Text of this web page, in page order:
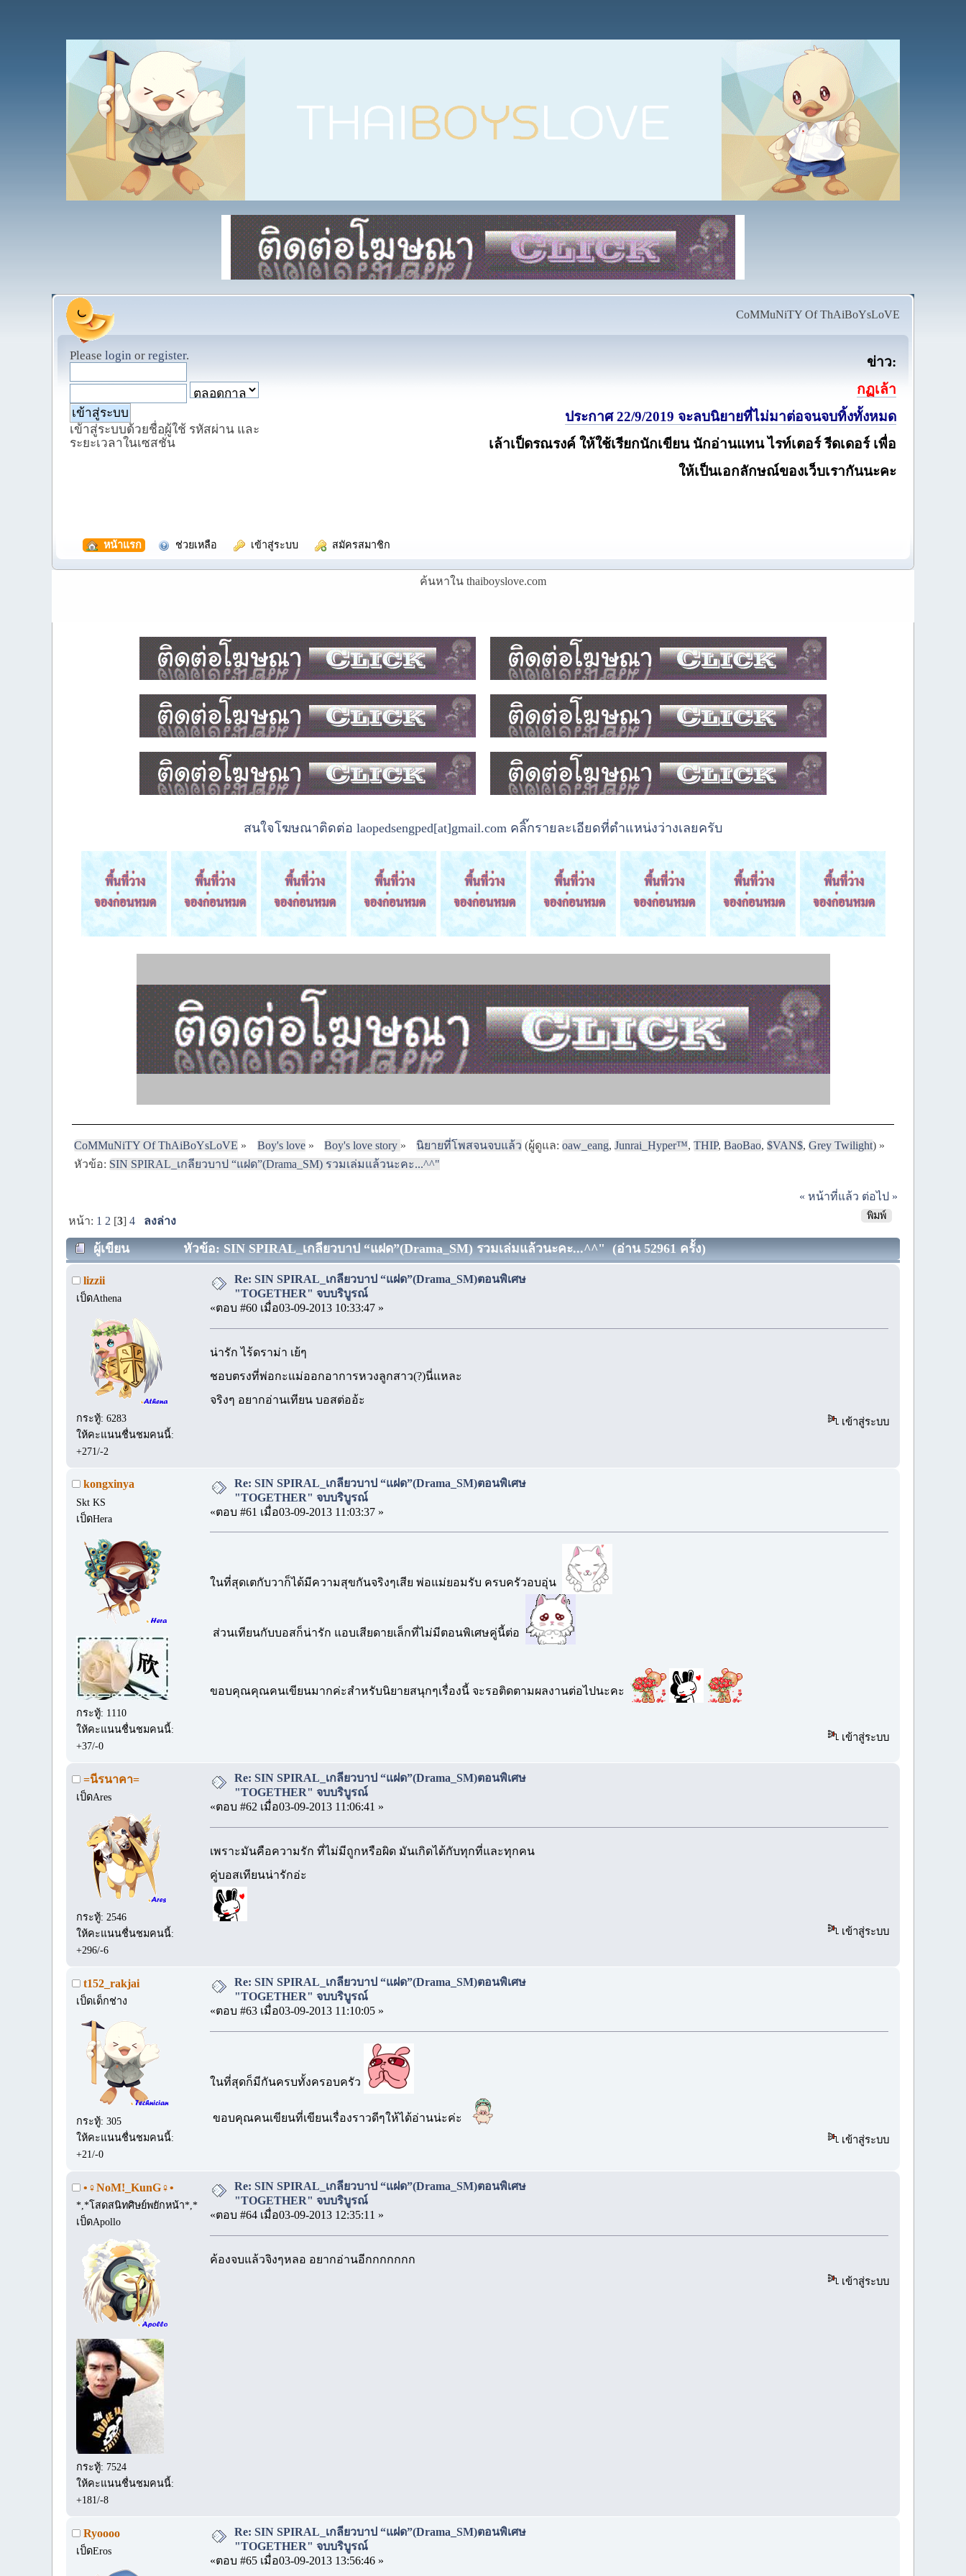
CoMMuNiTY Of ThAiBoYsLoVE
Please login or register.
เข้าสู่ระบบด้วยชื่อผู้ใช้ รหัสผ่าน และ
ระยะเวลาในเซสชั่น
ข่าว:
กฏเล้า
ประกาศ 22/9/2019 จะลบนิยายที่ไม่มาต่อจนจบทิ้งทั้งหมด
เล้าเป็ดรณรงค์ ให้ใช้เรียกนักเขียน นักอ่านแทน ไรท์เตอร์ รีดเดอร์ เพื่อ
ให้เป็นเอกลักษณ์ของเว็บเรากันนะคะ
หน้าแรก ช่วยเหลือ เข้าสู่ระบบ สมัครสมาชิก
ค้นหาใน thaiboyslove.com
สนใจโฆษณาติดต่อ laopedsengped[at]gmail.com คลิ๊กรายละเอียดที่ตำแหน่งว่างเลยครับ
CoMMuNiTY Of ThAiBoYsLoVE » Boy's love» Boy's love story » นิยายที่โพสจนจบแล้ว (ผู้ดูแล:oaw_eang,Junrai_Hyper™,THIP,BaoBao,$VAN$,Grey Twilight) »
หัวข้อ: SIN SPIRAL_เกลียวบาป “แฝด”(Drama_SM) รวมเล่มแล้วนะคะ...^^"
« หน้าที่แล้ว ต่อไป »
พิมพ์
หน้า: 1 2 [3]4 ลงล่าง
ผู้เขียน หัวข้อ: SIN SPIRAL_เกลียวบาป “แฝด”(Drama_SM) รวมเล่มแล้วนะคะ...^^" (อ่าน 52961 ครั้ง)
lizzii
เป็ดAthena
กระทู้: 6283
ให้คะแนนชื่นชมคนนี้:
+271/-2
Re: SIN SPIRAL_เกลียวบาป “แฝด”(Drama_SM)ตอนพิเศษ
"TOGETHER" จบบริบูรณ์
«ตอบ #60 เมื่อ03-09-2013 10:33:47 »
น่ารัก ไร้ดราม่า เย้ๆ
ชอบตรงที่พ่อกะแม่ออกอาการหวงลูกสาว(?)นี่แหละ
จริงๆ อยากอ่านเทียน บอสต่ออ้ะ
เข้าสู่ระบบ
kongxinya
Skt KS
เป็ดHera
กระทู้: 1110
ให้คะแนนชื่นชมคนนี้:
+37/-0
Re: SIN SPIRAL_เกลียวบาป “แฝด”(Drama_SM)ตอนพิเศษ
"TOGETHER" จบบริบูรณ์
«ตอบ #61 เมื่อ03-09-2013 11:03:37 »
ในที่สุดเตกับวาก็ได้มีความสุขกันจริงๆเสีย พ่อแม่ยอมรับ ครบครัวอบอุ่น
ส่วนเทียนกับบอสก็น่ารัก แอบเสียดายเล็กที่ไม่มีตอนพิเศษคู่นี้ต่อ
ขอบคุณคุณคนเขียนมากค่ะสำหรับนิยายสนุกๆเรื่องนี้ จะรอติดตามผลงานต่อไปนะคะ
เข้าสู่ระบบ
=นีรนาคา=
เป็ดAres
กระทู้: 2546
ให้คะแนนชื่นชมคนนี้:
+296/-6
Re: SIN SPIRAL_เกลียวบาป “แฝด”(Drama_SM)ตอนพิเศษ
"TOGETHER" จบบริบูรณ์
«ตอบ #62 เมื่อ03-09-2013 11:06:41 »
เพราะมันคือความรัก ที่ไม่มีถูกหรือผิด มันเกิดได้กับทุกที่และทุกคน
คู่บอสเทียนน่ารักอ่ะ
เข้าสู่ระบบ
t152_rakjai
เป็ดเด็กช่าง
กระทู้: 305
ให้คะแนนชื่นชมคนนี้:
+21/-0
Re: SIN SPIRAL_เกลียวบาป “แฝด”(Drama_SM)ตอนพิเศษ
"TOGETHER" จบบริบูรณ์
«ตอบ #63 เมื่อ03-09-2013 11:10:05 »
ในที่สุดก็มีกันครบทั้งครอบครัว
ขอบคุณคนเขียนที่เขียนเรื่องราวดีๆให้ได้อ่านน่ะค่ะ
เข้าสู่ระบบ
•♀NoM!_KunG♀•
*,*โสดสนิทศิษย์พยักหน้า*,*
เป็ดApollo
กระทู้: 7524
ให้คะแนนชื่นชมคนนี้:
+181/-8
Re: SIN SPIRAL_เกลียวบาป “แฝด”(Drama_SM)ตอนพิเศษ
"TOGETHER" จบบริบูรณ์
«ตอบ #64 เมื่อ03-09-2013 12:35:11 »
ค้องจบแล้วจิงๆหลอ อยากอ่านอีกกกกกกก
เข้าสู่ระบบ
Ryoooo
เป็ดEros
Re: SIN SPIRAL_เกลียวบาป “แฝด”(Drama_SM)ตอนพิเศษ
"TOGETHER" จบบริบูรณ์
«ตอบ #65 เมื่อ03-09-2013 13:56:46 »